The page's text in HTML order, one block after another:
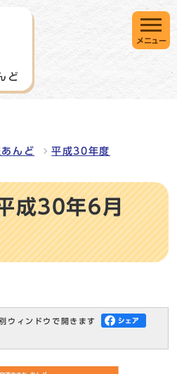
メニュー
んど 平成30年度
成30年6月
ウィンドウで開きます